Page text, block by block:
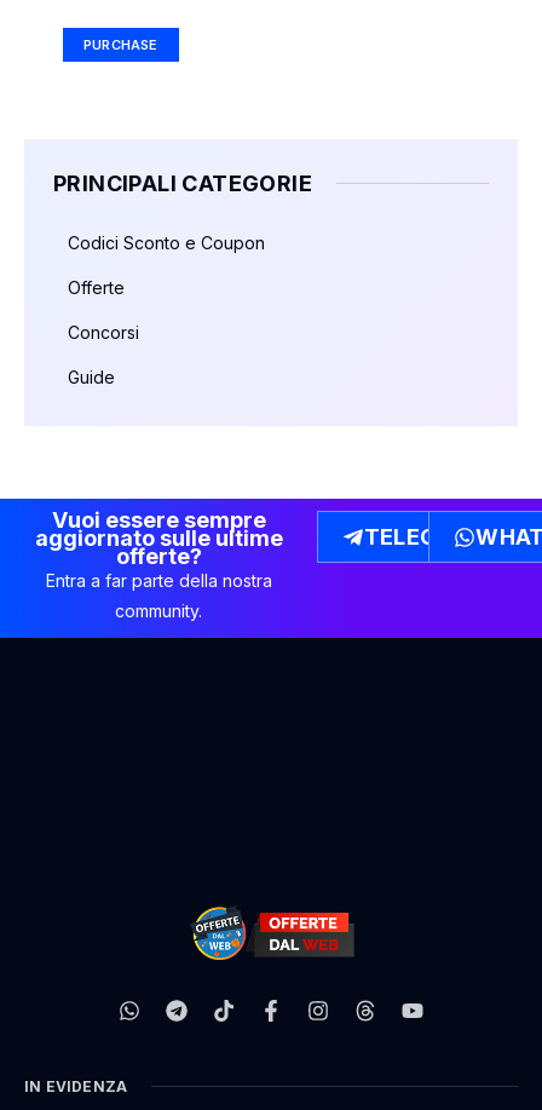
PURCHASE
PRINCIPALI CATEGORIE
Codici Sconto e Coupon
Offerte
Concorsi
Guide
Vuoi essere sempre
aggiornato sulle ultime
offerte?
Entra a far parte della nostra
community.
TELEGRAM
IN EVIDENZA